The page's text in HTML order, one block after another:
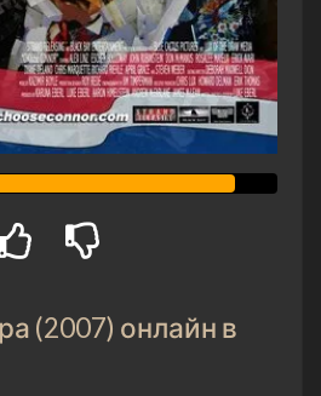
(2007) онлайн в